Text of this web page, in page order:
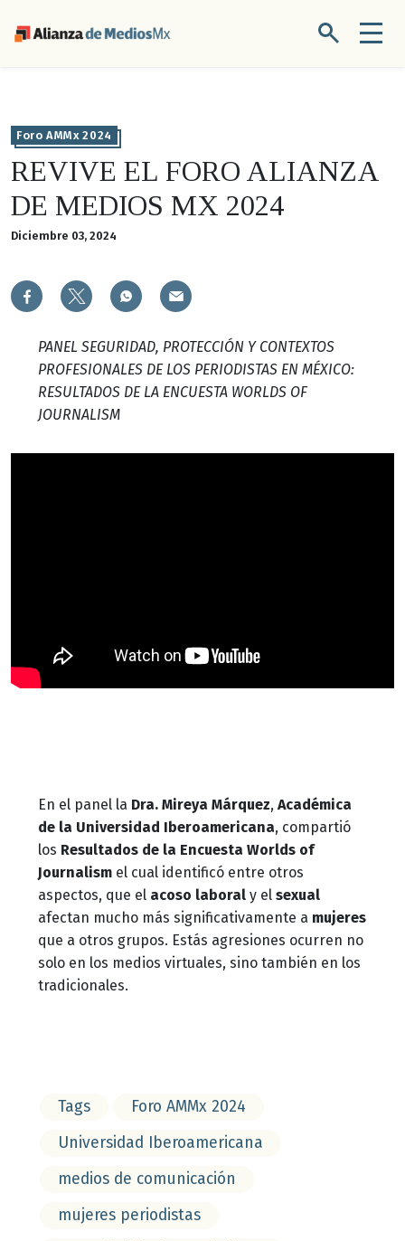
Foro AMMx 2024
REVIVE EL FORO ALIANZA
DE MEDIOS MX 2024
Diciembre 03, 2024
PANEL SEGURIDAD, PROTECCIÓN Y CONTEXTOS
PROFESIONALES DE LOS PERIODISTAS EN MÉXICO:
RESULTADOS DE LA ENCUESTA WORLDS OF
JOURNALISM
En el panel la Dra. Mireya Márquez, Académica
de la Universidad Iberoamericana, compartió
los Resultados de la Encuesta Worlds of
Journalism el cual identificó entre otros
aspectos, que el acoso laboral y el sexual
afectan mucho más significativamente a mujeres
que a otros grupos. Estás agresiones ocurren no
solo en los medios virtuales, sino también en los
tradicionales.
Tags
Foro AMMx 2024
Universidad Iberoamericana
medios de comunicación
mujeres periodistas